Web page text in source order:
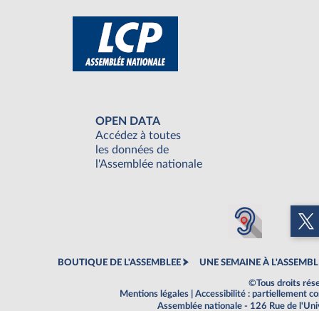
OPEN DATA
Accédez à toutes
les données de
l'Assemblée nationale
BOUTIQUE DE L'ASSEMBLEE UNE SEMAINE À
©Tous droits
Mentions légales
Accessibilité : partiellement
Assemblée nationale - 126 Rue de